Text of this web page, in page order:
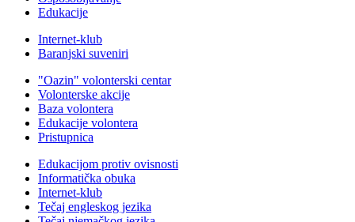
Edukacije
Internet-klub
Baranjski suveniri
"Oazin" volonterski centar
Volonterske akcije
Baza volontera
Edukacije volontera
Pristupnica
Edukacijom protiv ovisnosti
Informatička obuka
Internet-klub
Tečaj engleskog jezika